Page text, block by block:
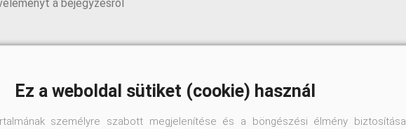
Ez a weboldal sütiket (cookie) használ
személyre szabott megjelenítése és a böngészési élmény biztosítása